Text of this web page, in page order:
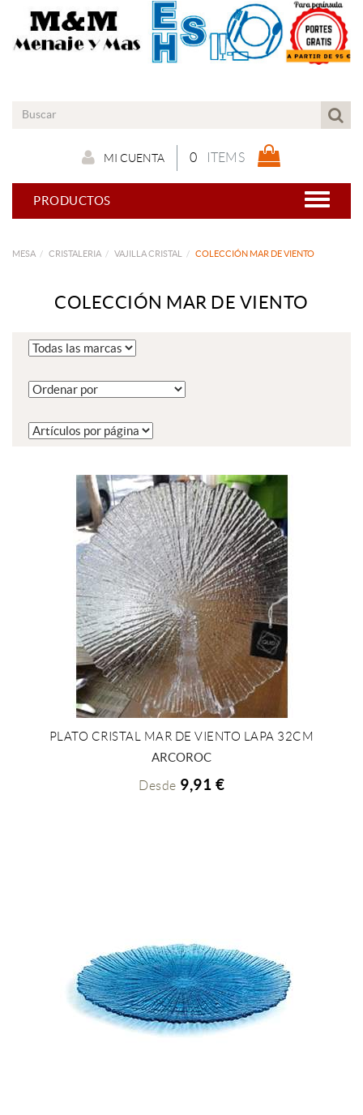
0 ITEMS
MI CUENTA
PRODUCTOS
MESA CRISTALERIA VAJILLA CRISTAL COLECCIÓN MAR DE VIENTO
COLECCIÓN MAR DE VIENTO
+ INFO
PLATO CRISTAL MAR DE VIENTO LAPA 32CM
ARCOROC
Desde 9,91 €